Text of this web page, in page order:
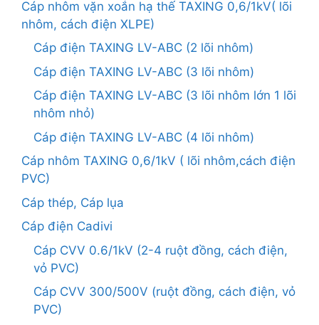
Cáp nhôm vặn xoắn hạ thế TAXING 0,6/1kV( lõi
nhôm, cách điện XLPE)
Cáp điện TAXING LV-ABC (2 lõi nhôm)
Cáp điện TAXING LV-ABC (3 lõi nhôm)
Cáp điện TAXING LV-ABC (3 lõi nhôm lớn 1 lõi
nhôm nhỏ)
Cáp điện TAXING LV-ABC (4 lõi nhôm)
Cáp nhôm TAXING 0,6/1kV ( lõi nhôm,cách điện
PVC)
Cáp thép, Cáp lụa
Cáp điện Cadivi
Cáp CVV 0.6/1kV (2-4 ruột đồng, cách điện,
vỏ PVC)
Cáp CVV 300/500V (ruột đồng, cách điện, vỏ
PVC)